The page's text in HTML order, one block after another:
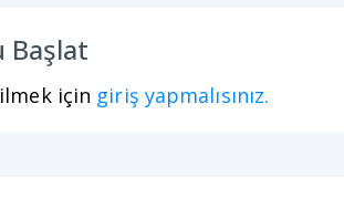
Başlat
için giriş yapmalısınız.